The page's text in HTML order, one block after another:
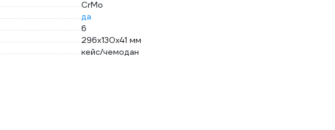
CrMo
да
6
296х130х41 мм
кейс/чемодан